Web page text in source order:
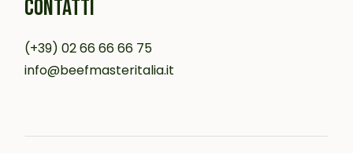
CONTATTI
(+39) 02 66 66 66 75
info@beefmasteritalia.it